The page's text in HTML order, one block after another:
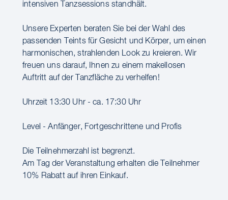
intensiven Tanzsessions standhält.
Unsere Experten beraten Sie bei der Wahl des
passenden Teints für Gesicht und Körper, um einen
harmonischen, strahlenden Look zu kreieren. Wir
freuen uns darauf, Ihnen zu einem makellosen
Auftritt auf der Tanzfläche zu verhelfen!
Uhrzeit 13:30 Uhr - ca. 17:30 Uhr
Level - Anfänger, Fortgeschrittene und Profis
Die Teilnehmerzahl ist begrenzt.
Am Tag der Veranstaltung erhalten die Teilnehmer
10% Rabatt auf ihren Einkauf.